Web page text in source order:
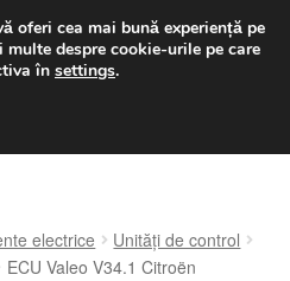
031 229 6816
electrice
Unități de control
ECU Valeo V34.1 Citroën
oferi cea mai bună experiență pe
despre cookie-urile pe care
în settings.